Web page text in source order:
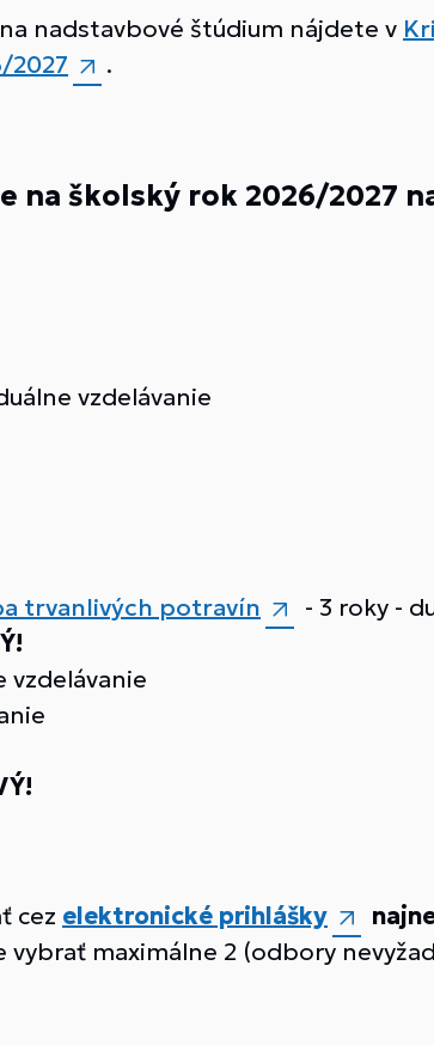
nadstavbové štúdium nájdete v
2027
.
na školský rok 2026/2027
vzdelávanie
trvanlivých potravín
- 3 roky -
vzdelávanie
cez elektronické prihlášky
maximálne 2 (odbory